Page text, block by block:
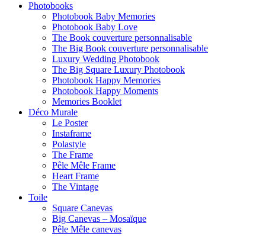
Photobooks
Photobook Baby Memories
Photobook Baby Love
The Book couverture personnalisable
The Big Book couverture personnalisable
Luxury Wedding Photobook
The Big Square Luxury Photobook
Photobook Happy Memories
Photobook Happy Moments
Memories Booklet
Déco Murale
Le Poster
Instaframe
Polastyle
The Frame
Pêle Mêle Frame
Heart Frame
The Vintage
Toile
Square Canevas
Big Canevas – Mosaïque
Pêle Mêle canevas